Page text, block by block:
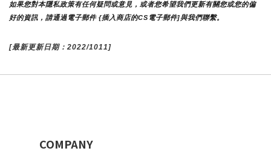
如果您對本隱私政策有任何疑問或意見，或者您希望我們更新有關您或您的偏
好的資訊，請通過電子郵件 {插入商店的CS電子郵件]與我們聯繫。
[最新更新日期：2022/1011]
COMPANY